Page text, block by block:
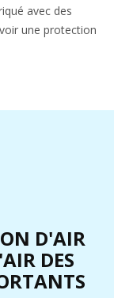
avec des
une protection
D'AIR
DES